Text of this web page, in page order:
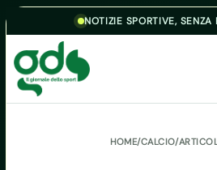
Skip to contentNOTIZIE SPORTIVE, SENZA
HOME/CALCIO/